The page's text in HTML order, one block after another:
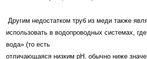
Другим недостатком труб из меди также
использовать в водопроводных системах,
вода» (то есть
отличающаяся низким pH, обычно ниже